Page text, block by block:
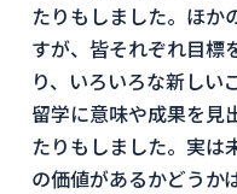
たりもしました。ほか
すが、皆それぞれ目標
り、いろいろな新しい
留学に意味や成果を見
たりもしました。実は
の価値があるかどうか